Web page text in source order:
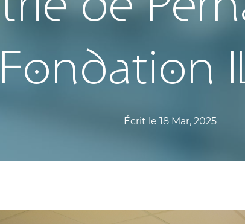
Fondation
Écrit le 18 Mar, 2025